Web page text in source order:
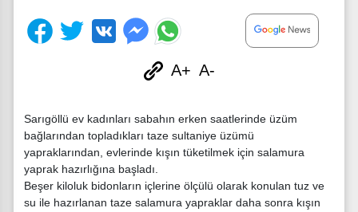
A+ A-
Sarıgöllü ev kadınları sabahın erken saatlerinde üzüm
bağlarından topladıkları taze sultaniye üzümü
yapraklarından, evlerinde kışın tüketilmek için salamura
yaprak hazırlığına başladı.
Beşer kiloluk bidonların içlerine ölçülü olarak konulan tuz ve
su ile hazırlanan taze salamura yapraklar daha sonra kışın